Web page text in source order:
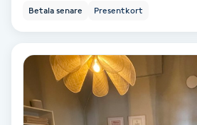
Gelenaglar
Gellack
Betala senare Presentkort